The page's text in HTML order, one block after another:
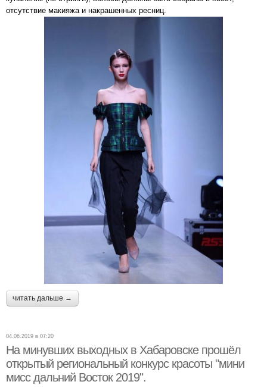
отсутствие макияжа и накрашенных ресниц.
читать дальше →
04.06.2019 в 07:20
На минувших выходных в Хабаровске прошёл
открытый региональный конкурс красоты "мини
мисс дальний Восток 2019".